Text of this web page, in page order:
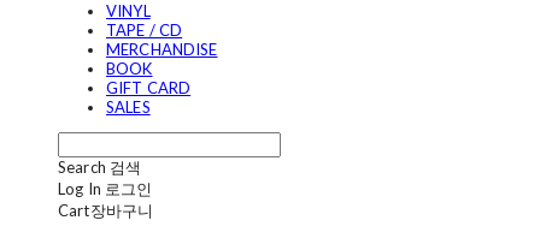
VINYL
TAPE / CD
MERCHANDISE
BOOK
GIFT CARD
SALES
Search 검색
Log In 로그인
Cart장바구니